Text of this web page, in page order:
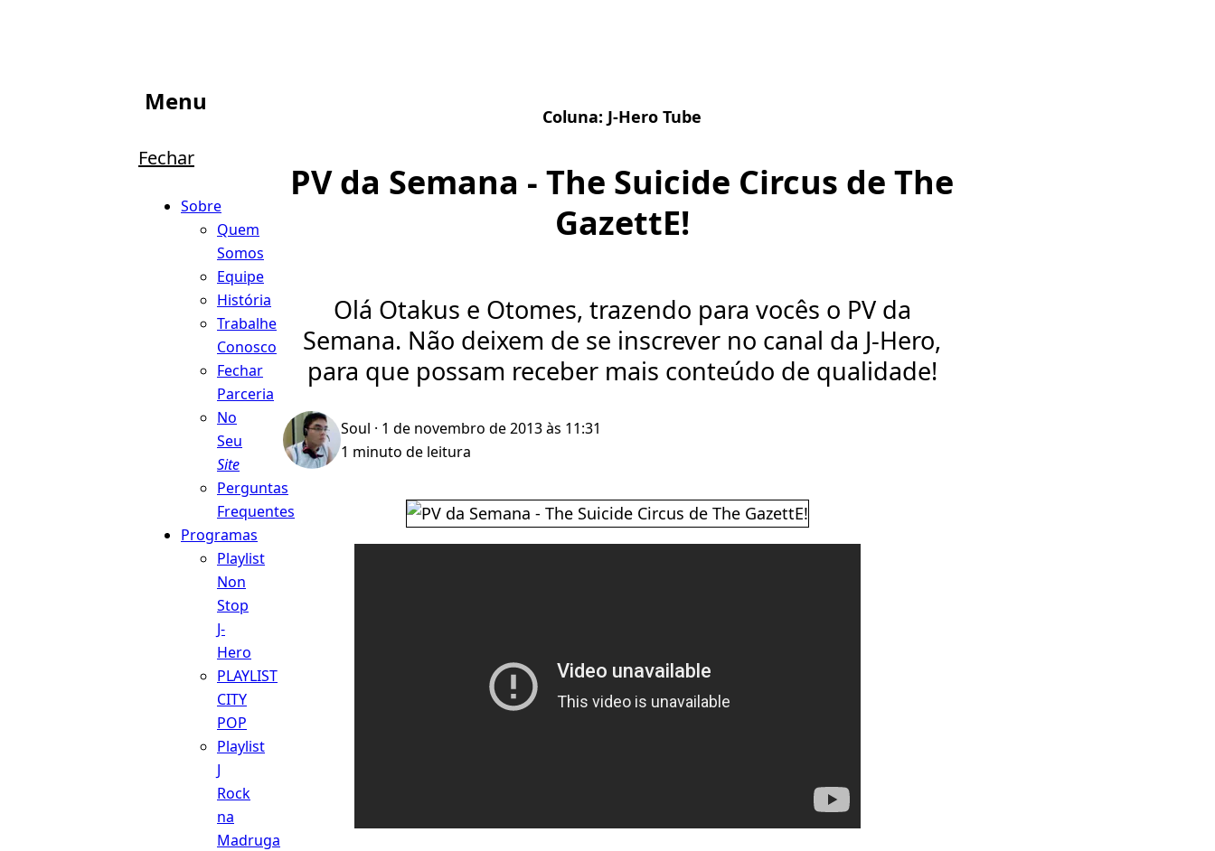
Menu
Fechar
Sobre
Quem
Somos
Equipe
História
Trabalhe
Conosco
Fechar
Parceria
No
Seu
Site
Perguntas
Frequentes
Programas
Playlist
Non
Stop
J-
Hero
PLAYLIST
CITY
POP
Playlist
J
Rock
na
Madruga
Coluna: J-Hero Tube
PV da Semana - The Suicide Circus de The
GazettE!
Olá Otakus e Otomes, trazendo para vocês o PV da
Semana. Não deixem de se inscrever no canal da J-Hero,
para que possam receber mais conteúdo de qualidade!
Soul · 1 de novembro de 2013 às 11:31
1 minuto de leitura